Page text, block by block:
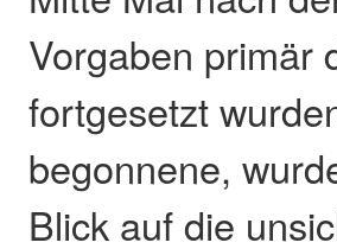
Vorgaben primär
fortgesetzt
begonnene,
Blick auf die